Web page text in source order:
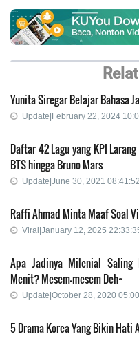
Yunita Siregar Belajar Bahasa
Update|February 22, 2024
Daftar 42 Lagu yang KPI
BTS hingga Bruno Mars
Update|June 30, 2021 08:41:52
Raffi Ahmad Minta Maaf Soal
Viral|January 12, 2025
Apa Jadinya Milenial Saling
Menit? Mesem-mesem Deh~
Update|October 28, 2020
5 Drama Korea Yang Bikin Hati